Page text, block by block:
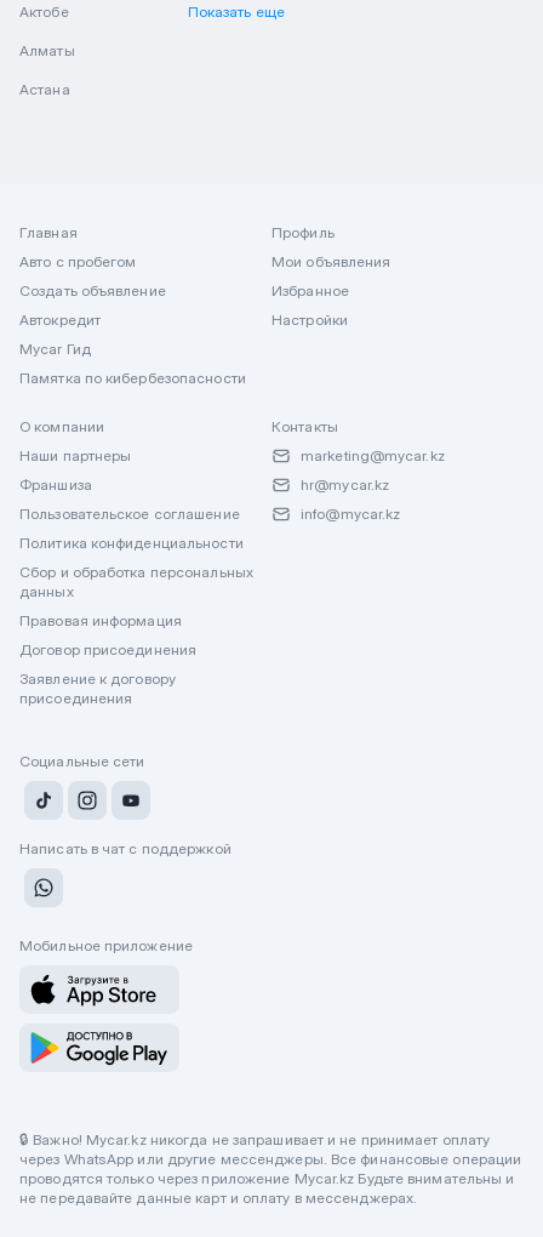
Актобе
Алматы
Астана
Показать еще
Главная
Авто с пробегом
Создать объявление
Автокредит
Mycar Гид
Памятка по кибербезопасности
Профиль
Мои объявления
Избранное
Настройки
О компании
Наши партнеры
Франшиза
Пользовательское соглашение
Политика конфиденциальности
Сбор и обработка персональных
данных
Правовая информация
Договор присоединения
Заявление к договору
присоединения
Контакты
marketing@mycar.kz
hr@mycar.kz
info@mycar.kz
Социальные сети
Написать в чат с поддержкой
Мобильное приложение
🔒 Важно! Mycar.kz никогда не запрашивает и не принимает оплату
через WhatsApp или другие мессенджеры. Все финансовые операции
проводятся только через приложение Mycar.kz Будьте внимательны и
не передавайте данные карт и оплату в мессенджерах.